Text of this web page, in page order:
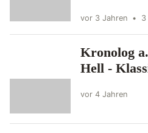
vor 3 Jahren • 3
Kronolog
Hell -
vor 4 Jahren